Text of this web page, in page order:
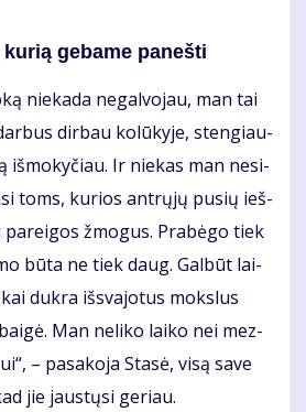
ge­ba­me pa­neš­ti
nie­ka­da ne­gal­vo­jau, man tai
dir­bau ko­lū­ky­je, sten­giau­
iš­mo­ky­čiau. Ir nie­kas man ne­si­
toms, ku­rios ant­rų­jų pu­sių ieš­
žmo­gus. Pra­bė­go tiek
bū­ta ne tiek daug. Gal­būt lai­
duk­ra iš­sva­jo­tus moks­lus
Man ne­li­ko lai­ko nei mez­
– pa­sa­ko­ja Sta­sė, vi­są sa­ve
jie jaus­tų­si ge­riau.